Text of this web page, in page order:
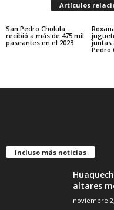
Artículos
San Pedro Cholula
recibió a más de 475 mil
paseantes en el 2023
juntas
Pedro
Incluso más noticias
altares
noviembre